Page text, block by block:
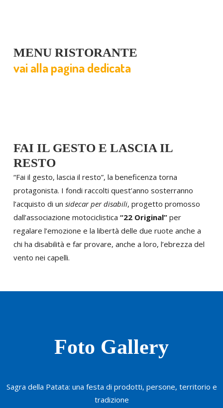
MENU RISTORANTE
vai alla pagina dedicata
FAI IL GESTO E LASCIA IL
RESTO
“Fai il gesto, lascia il resto”, la beneficenza torna
protagonista. I fondi raccolti quest’anno sosterranno
l’acquisto di un sidecar per disabili, progetto promosso
dall’associazione motociclistica “22 Original”per
regalare l’emozione e la libertà delle due ruote anche a
chi ha disabilità e far provare, anche a loro, l’ebrezza del
vento nei capelli.
Foto Gallery
Sagra della Patata: una festa di prodotti, persone, territorio e
tradizione